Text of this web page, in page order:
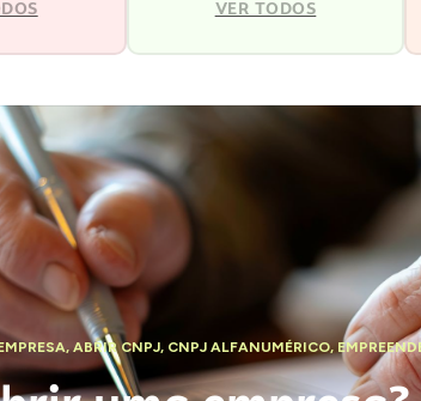
VER TODOS
,ABRIR CNPJ, CNPJ ALFANUMÉRICO,